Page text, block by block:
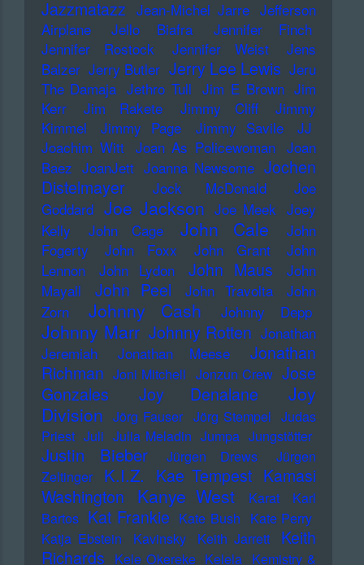
Jazzmatazz Jean-Michel Jarre Jefferson
Airplane
Jello Biafra
Jennifer Finch
Jennifer Rostock
Jennifer Weist
Jens
Balzer Jerry Butler Jerry Lee Lewis Jeru
The Damaja Jethro Tull Jim E Brown Jim
Kerr
Jim Rakete Jimmy Cliff
Jimmy
Kimmel
Jimmy Page Jimmy Savile
JJ
Joachim Witt Joan As Policewoman Joan
Baez JoanJett Joanna Newsome Jochen
Distelmayer
Jock McDonald
Joe
Goddard Joe Jackson Joe Meek Joey
Kelly
John Cage John Cale
John
Fogerty
John Foxx John Grant
John
Lennon
John Lydon John Maus
John
Mayall
John Peel John Travolta
John
Zorn
Johnny Cash Johnny Depp
Johnny Marr Johnny Rotten Jonathan
Jeremiah
Jonathan Meese
Jonathan
Richman Joni Mitchell Jonzun Crew Jose
Gonzales
Joy Denalane
Joy
Division Jörg Fauser Jörg Stempel Judas
Priest Juli Julia Meladin Jumpa Jungstötter
Justin Bieber Jürgen Drews
Jürgen
Zeltinger
K.I.Z. Kae Tempest Kamasi
Washington
Kanye West Karat
Karl
Bartos Kat Frankie Kate Bush Kate Perry
Katja Ebstein
Kavinsky Keith Jarrett
Keith
Richards Kele Okereke Kelela Kemistry &